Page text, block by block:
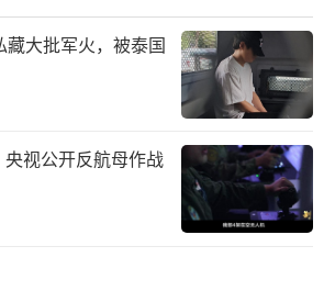
发言人表示，以色列国防军当
于布什尔、伊斯法罕和纳坦兹
并仍在继续针对更多伊朗目标
尔核电站是伊朗唯一正在运行
方面对此暂无回应。
内塔尼亚胡表示，以色列有能
大批军火，被泰国
视公开反航母作战